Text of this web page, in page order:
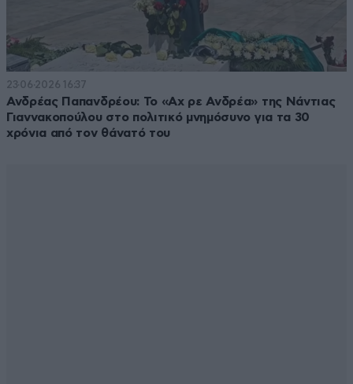
23·06·2026 16:37
Ανδρέας Παπανδρέου: Το «Αχ ρε Ανδρέα» της Νάντιας
Γιαννακοπούλου στο πολιτικό μνημόσυνο για τα 30
χρόνια από τον θάνατό του